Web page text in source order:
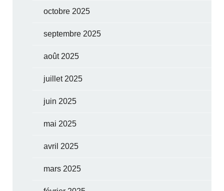
octobre 2025
septembre 2025
août 2025
juillet 2025
juin 2025
mai 2025
avril 2025
mars 2025